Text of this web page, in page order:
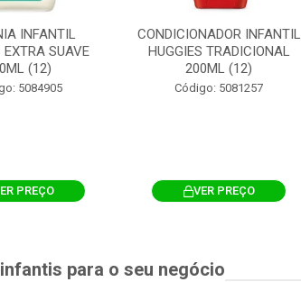
INFANTIL
EXTRA SUAVE
(12)
5084905
PREÇO
CONDICIONADOR INFANTIL
HUGGIES TRADICIONAL
200ML (12)
Código: 5081257
VER PREÇO
para o seu negócio